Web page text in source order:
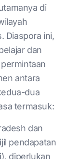
di
Diaspora ini,
dan
antara
dua
termasuk:
dan
pendapatan
diperlukan